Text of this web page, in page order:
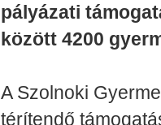
pályázati
között 4200
A Szolnoki
térítendő